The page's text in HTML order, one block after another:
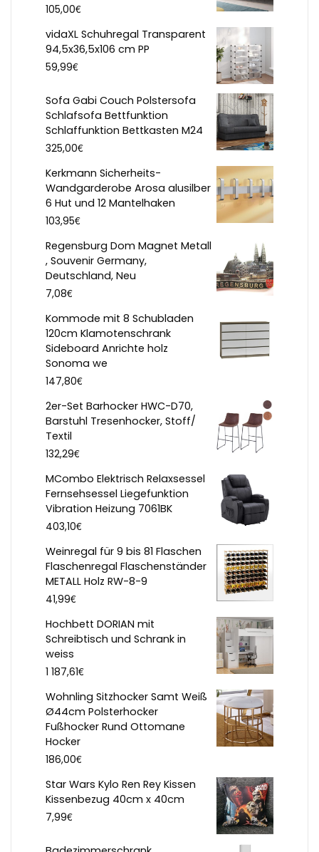
105,00€
vidaXL Schuhregal Transparent
94,5x36,5x106 cm PP
59,99€
Sofa Gabi Couch Polstersofa
Schlafsofa Bettfunktion
Schlaffunktion Bettkasten M24
325,00€
Kerkmann Sicherheits-
Wandgarderobe Arosa alusilber
6 Hut und 12 Mantelhaken
103,95€
Regensburg Dom Magnet Metall
, Souvenir Germany,
Deutschland, Neu
7,08€
Kommode mit 8 Schubladen
120cm Klamotenschrank
Sideboard Anrichte holz
Sonoma we
147,80€
2er-Set Barhocker HWC-D70,
Barstuhl Tresenhocker, Stoff/
Textil
132,29€
MCombo Elektrisch Relaxsessel
Fernsehsessel Liegefunktion
Vibration Heizung 7061BK
403,10€
Weinregal für 9 bis 81 Flaschen
Flaschenregal Flaschenständer
METALL Holz RW-8-9
41,99€
Hochbett DORIAN mit
Schreibtisch und Schrank in
weiss
1 187,61€
Wohnling Sitzhocker Samt Weiß
Ø44cm Polsterhocker
Fußhocker Rund Ottomane
Hocker
186,00€
Star Wars Kylo Ren Rey Kissen
Kissenbezug 40cm x 40cm
7,99€